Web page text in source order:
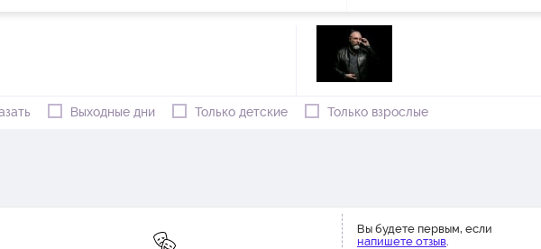
Выходные дни Только детские Только взрослые
Вы будете первым, если
напишете отзыв.